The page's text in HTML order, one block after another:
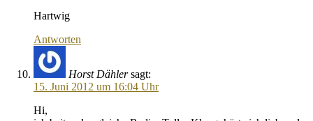
Hartwig
Antworten
Horst Dähler sagt:
15. Juni 2012 um 16:04 Uhr
Hi,